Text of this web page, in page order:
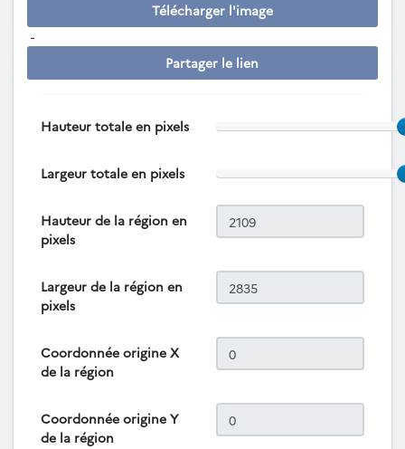
Télécharger l'image
-
Partager le lien
Hauteur totale en pixels
Largeur totale en pixels
Hauteur de la région en
pixels
Largeur de la région en
pixels
Coordonnée origine X
de la région
Coordonnée origine Y
de la région